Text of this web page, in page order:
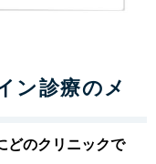
ン診療のメ
どのクリニックで